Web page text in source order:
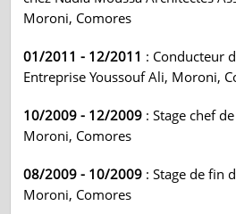
Moroni, Comores
01/2011 - 12/2011 : Conducteur
Entreprise Youssouf Ali, Moroni,
10/2009 - 12/2009 : Stage chef
Moroni, Comores
08/2009 - 10/2009 : Stage de fin
Moroni, Comores